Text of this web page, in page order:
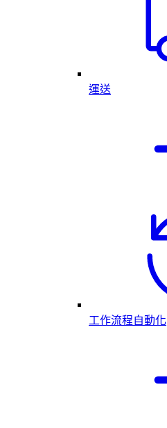
運送
工作流程自動化